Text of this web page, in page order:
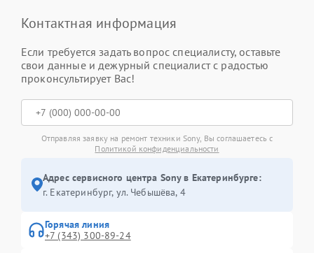
Контактная информация
Если требуется задать вопрос специалисту, оставьте
свои данные и дежурный специалист с радостью
проконсультирует Вас!
Отправляя заявку на ремонт техники Sony, Вы соглашаетесь с
Политикой конфиденциальности
Адрес сервисного центра Sony в Екатеринбурге:
г. Екатеринбург, ул. Чебышёва, 4
Горячая линия
+7 (343) 300-89-24